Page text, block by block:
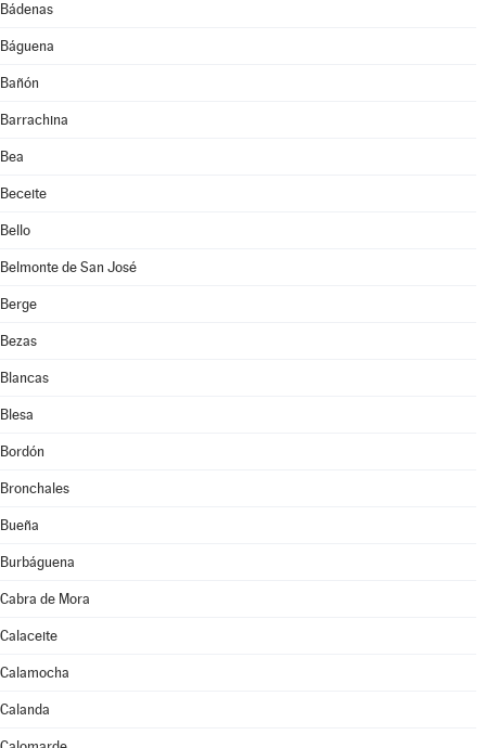
Bádenas
Báguena
Bañón
Barrachina
Bea
Beceite
Bello
Belmonte de San José
Berge
Bezas
Blancas
Blesa
Bordón
Bronchales
Bueña
Burbáguena
Cabra de Mora
Calaceite
Calamocha
Calanda